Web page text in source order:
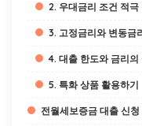
2. 우대금리 조건 적극
3. 고정금리와 변동금
4. 대출 한도와 금리의
5. 특화 상품 활용하기
전월세보증금 대출 신